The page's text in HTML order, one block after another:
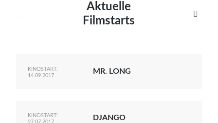
Aktuelle
Filmstarts

KINOSTART:
14.09.2017
MR. LONG
KINOSTART:
27.07.2017
DJANGO